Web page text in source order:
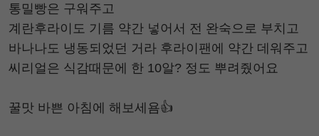
통밀빵은 구워주고
계란후라이도 기름 약간 넣어서 전 완숙으로 부치고
바나나도 냉동되었던 거라 후라이팬에 약간 데워주고
씨리얼은 식감때문에 한 10알? 정도 뿌려줬어요
꿀맛 바쁜 아침에 해보세욤👍